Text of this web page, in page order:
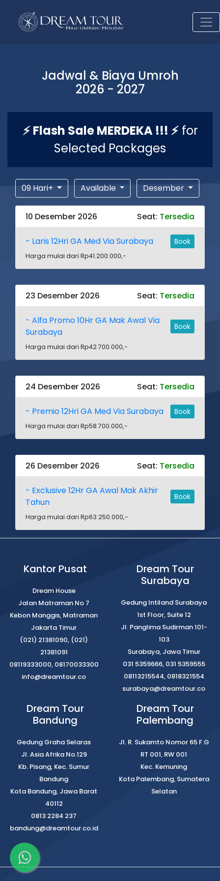
Jadwal & Biaya Umroh
2026 - 2027
⚡ Flash Sale MERDEKA !!! ⚡for
Selected Packages
09 Hari+ Available Desember
10 Desember 2026 Seat: Tersedia
- Laris 12Hri GA Med Via Surabaya Book
Harga mulai dari Rp41.200.000,-
23 Desember 2026 Seat: Tersedia
- Alfa Promo 10Hr GA Mak Awal Via
Surabaya
Book
Harga mulai dari Rp42.700.000,-
24 Desember 2026 Seat: Tersedia
- Premio 12Hri GA Med Via Surabaya Book
Harga mulai dari Rp58.700.000,-
26 Desember 2026 Seat: Tersedia
- Exclusive 12Hr GA Awal Mak Akhir
Tahun
Book
Harga mulai dari Rp63.250.000,-
Kantor Pusat
Dream House
Jalan Matraman No 7
Kebon Manggis, Matraman
Jakarta Timur
(021) 21381090, (021)
21381091
08119333000, 08170033300
info@dreamtour.co
Dream Tour
Surabaya
Gedung Intiland Surabaya
1st Floor, Suite 12
Jl. Panglima Sudirman 101-
103
Surabaya, Jawa Timur
031 5359666, 031 5359555
08113215544, 0818321554
surabaya@dreamtour.co
Dream Tour
Bandung
Gedung Graha Selaras
Jl. Asia Afrika No.129
Kb. Pisang, Kec. Sumur
Bandung
Kota Bandung, Jawa Barat
40112
0813 2284 237
bandung@dreamtour.co.id
Dream Tour
Palembang
Jl. R. Sukamto Nomor 65 F.G
RT 001, RW 001
Kec. Kemuning
Kota Palembang, Sumatera
Selatan